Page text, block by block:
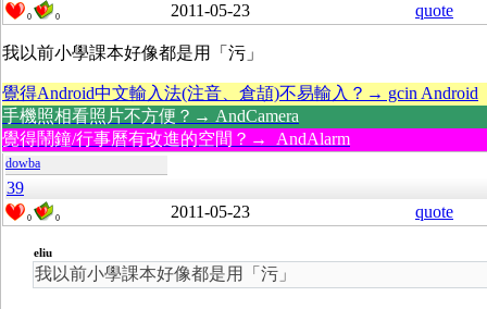
0 0 2011-05-23 quote
我以前小學課本好像都是用「污」
覺得Android中文輸入法(注音、倉頡)不易輸入？→ gcin Android
手機照相看照片不方便？→ AndCamera
覺得鬧鐘/行事曆有改進的空間？→ AndAlarm
dowba
39
0 0 2011-05-23 quote
eliu
我以前小學課本好像都是用「污」